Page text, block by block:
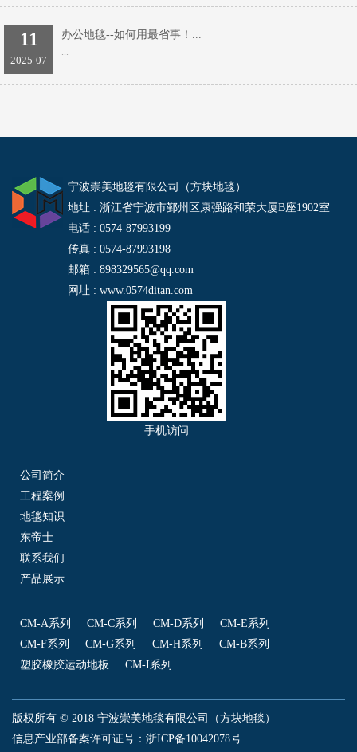
11
2025-07
办公地毯--如何用最省事！...
...
宁波崇美地毯有限公司（方块地毯）
地址 : 浙江省宁波市鄞州区康强路和荣大厦B座1902室
电话 : 0574-87993199
传真 : 0574-87993198
邮箱 : 898329565@qq.com
网址 : www.0574ditan.com
手机访问
公司简介
工程案例
地毯知识
东帝士
联系我们
产品展示
CM-A系列 CM-C系列 CM-D系列
CM-E系列
CM-F系列
CM-G系列 CM-H系列
CM-B系列
塑胶橡胶运动地板
CM-I系列
版权所有 © 2018 宁波崇美地毯有限公司（方块地毯）
信息产业部备案许可证号： 浙ICP备10042078号